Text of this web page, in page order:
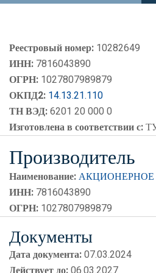
Реестровый номер: 10282649
ИНН: 7816043890
ОГРН: 1027807989879
ОКПД2: 14.13.21.110
ТН ВЭД:6201 20 000 0
Изготовлена в соответствии с:
Производитель
Наименование:АКЦИОНЕРНОЕ
ИНН: 7816043890
ОГРН: 1027807989879
Документы
Дата документа:07.03.2024